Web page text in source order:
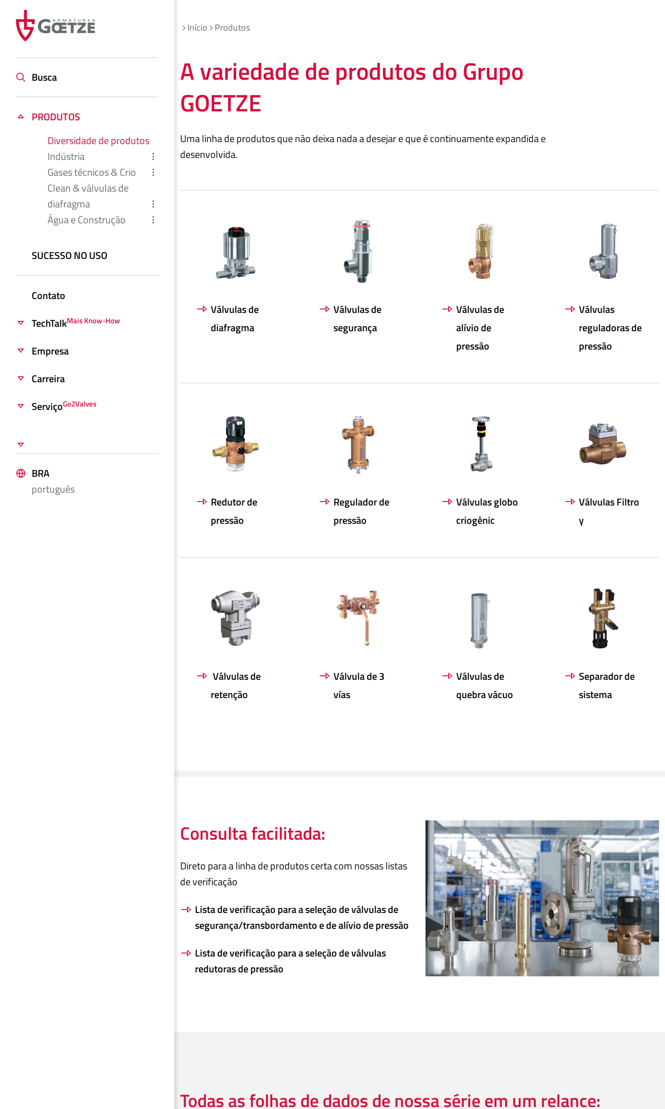
PRODUTOS
Diversidade de produtos
Indústria
Gases técnicos & Crio
Clean & válvulas de
diafragma
Água e Construção
SUCESSO NO USO
Contato
TechTalkMais Know-How
Empresa
Carreira
ServiçoGo2Valves
Busca
BRA
português
Início Produtos
A variedade de produtos do Grupo
GOETZE
Uma linha de produtos que não deixa nada a desejar e que é continuamente expandida e
desenvolvida.
Válvulas de
diafragma
Válvulas de
segurança
Válvulas de
alívio de
pressão
Válvulas
reguladoras de
pressão
Redutor de
pressão
Regulador de
pressão
Válvulas globo
criogênic
Válvulas Filtro
y
Válvulas de
retenção
Válvula de 3
vías
Válvulas de
quebra vácuo
Separador de
sistema
Consulta facilitada:
Direto para a linha de produtos certa com nossas listas
de verificação
Lista de verificação para a seleção de válvulas de
segurança/transbordamento e de alívio de pressão
Lista de verificação para a seleção de válvulas
redutoras de pressão
Todas as folhas de dados de nossa série em um relance: